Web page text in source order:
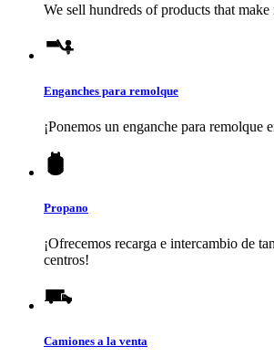
We sell hundreds of products that
Enganches para remolque
¡Ponemos un enganche para remolque
Propano
¡Ofrecemos recarga e intercambio de
centros!
Camiones a la venta